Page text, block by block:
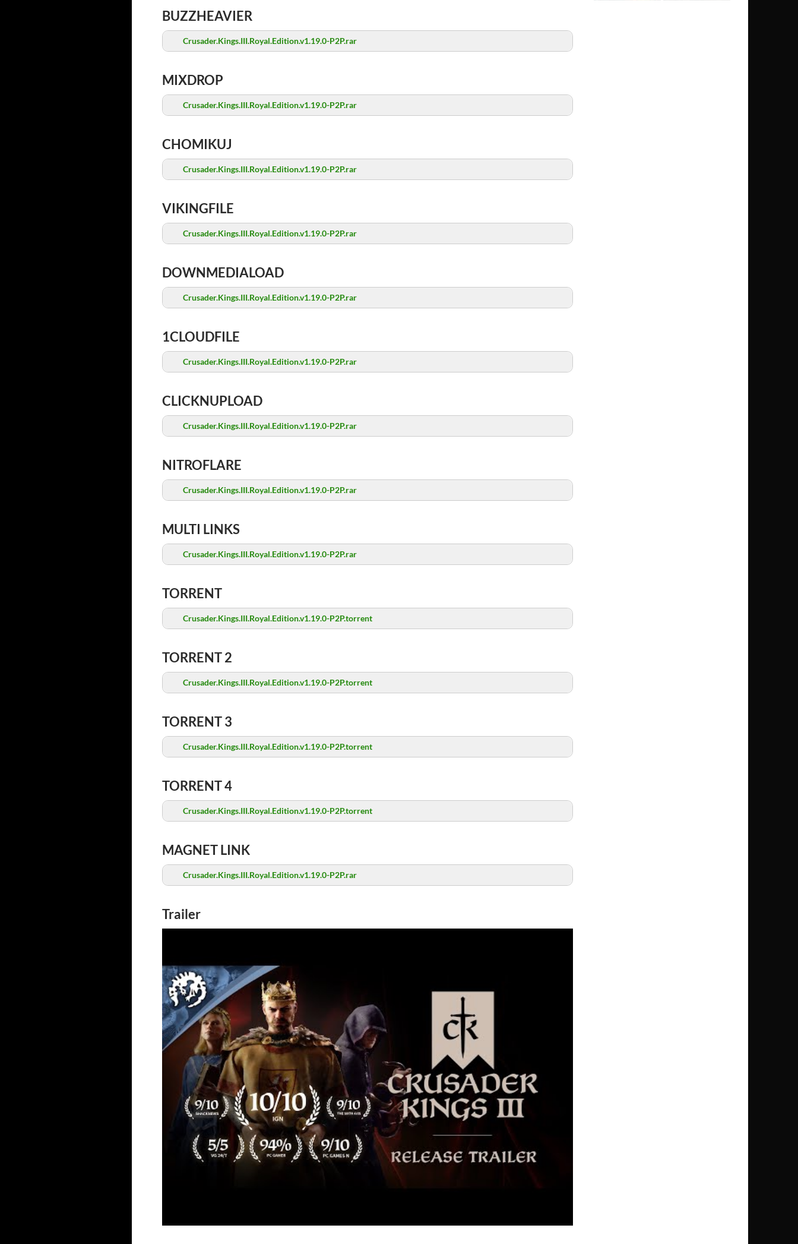
BUZZHEAVIER
Crusader.Kings.III.Royal.Edition.v1.19.0-P2P.rar
MIXDROP
Crusader.Kings.III.Royal.Edition.v1.19.0-P2P.rar
CHOMIKUJ
Crusader.Kings.III.Royal.Edition.v1.19.0-P2P.rar
VIKINGFILE
Crusader.Kings.III.Royal.Edition.v1.19.0-P2P.rar
DOWNMEDIALOAD
Crusader.Kings.III.Royal.Edition.v1.19.0-P2P.rar
1CLOUDFILE
Crusader.Kings.III.Royal.Edition.v1.19.0-P2P.rar
CLICKNUPLOAD
Crusader.Kings.III.Royal.Edition.v1.19.0-P2P.rar
NITROFLARE
Crusader.Kings.III.Royal.Edition.v1.19.0-P2P.rar
MULTI LINKS
Crusader.Kings.III.Royal.Edition.v1.19.0-P2P.rar
TORRENT
Crusader.Kings.III.Royal.Edition.v1.19.0-P2P.torrent
TORRENT 2
Crusader.Kings.III.Royal.Edition.v1.19.0-P2P.torrent
TORRENT 3
Crusader.Kings.III.Royal.Edition.v1.19.0-P2P.torrent
TORRENT 4
Crusader.Kings.III.Royal.Edition.v1.19.0-P2P.torrent
MAGNET LINK
Crusader.Kings.III.Royal.Edition.v1.19.0-P2P.rar
Trailer